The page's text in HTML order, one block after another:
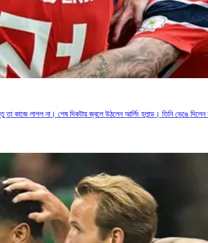
লাগল না। শেষ দিকটায় জ্বলে উঠলেন আর্লিং হলান্ড। তিনি ভেঙে দিলেন